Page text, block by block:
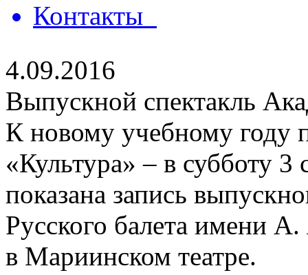
Контакты
4.09.2016
Выпускной спектакль
К новому учебному году
«Культура» – в субботу 3
показана запись
Русского балета имени
в Мариинском театре.